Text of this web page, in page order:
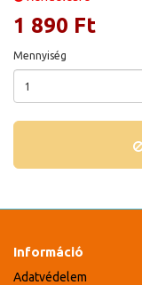
1 890 Ft
Mennyiség
Információ
Adatvédelem